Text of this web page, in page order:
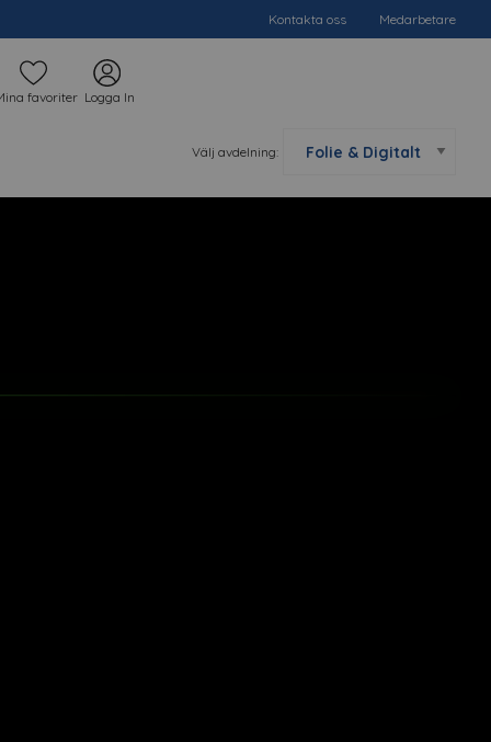
Kontakta oss Medarbetare
favoriter Logga In
Välj avdelning: